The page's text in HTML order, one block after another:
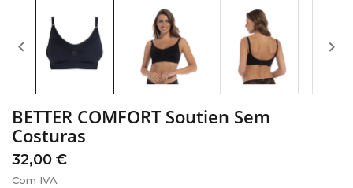
 
BETTER COMFORT Soutien Sem
Costuras
32,00 €
Com IVA